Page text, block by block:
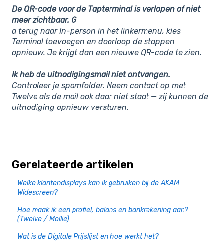
De QR-code voor de Tapterminal is verlopen of niet
meer zichtbaar. G
a terug naar In-person in het linkermenu, kies
Terminal toevoegen en doorloop de stappen
opnieuw. Je krijgt dan een nieuwe QR-code te zien.
Ik heb de uitnodigingsmail niet ontvangen.
Controleer je spamfolder. Neem contact op met
Twelve als de mail ook daar niet staat — zij kunnen de
uitnodiging opnieuw versturen.
Gerelateerde artikelen
Welke klantendisplays kan ik gebruiken bij de AKAM
Widescreen?
Hoe maak ik een profiel, balans en bankrekening aan?
(Twelve / Mollie)
Wat is de Digitale Prijslijst en hoe werkt het?